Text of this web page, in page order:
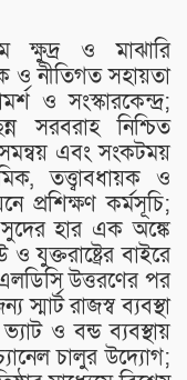
ক্ষুদ্র ও মাঝারি
ও নীতিগত সহায়তা
ও সংস্কারকেন্দ্র;
সরবরাহ নিশ্চিত
এবং সংকটময়
তত্ত্বাবধায়ক ও
প্রশিক্ষণ কর্মসূচি;
সুদের হার এক অঙ্কে
বাইরে
উত্তরণের পর
রাজস্ব ব্যবস্থা
ও বন্ড ব্যবস্থায়
চালুর উদ্যোগ;